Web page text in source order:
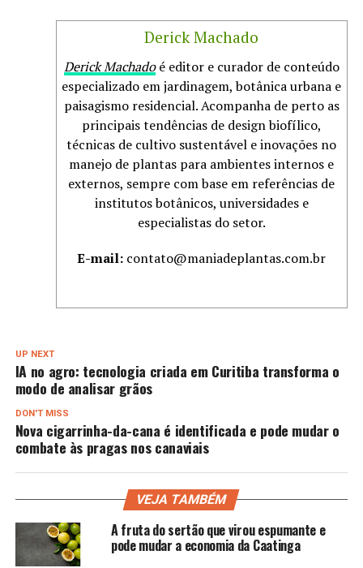
Derick Machado
Derick Machadoé editor e curador de conteúdo
especializado em jardinagem, botânica urbana e
paisagismo residencial. Acompanha de perto as
principais tendências de design biofílico,
técnicas de cultivo sustentável e inovações no
manejo de plantas para ambientes internos e
externos, sempre com base em referências de
institutos botânicos, universidades e
especialistas do setor.
E-mail: contato@maniadeplantas.com.br
UP NEXT
IA no agro: tecnologia criada em Curitiba transforma o
modo de analisar grãos
DON'T MISS
Nova cigarrinha-da-cana é identificada e pode mudar o
combate às pragas nos canaviais
VEJA TAMBÉM
A fruta do sertão que virou espumante e
pode mudar a economia da Caatinga